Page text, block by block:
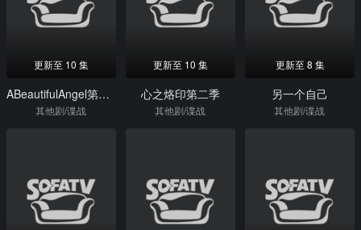
更新至 10 集
ABeautifulAngel第一季
其他剧/谍战
更新至 10 集
心之烙印第二季
其他剧/谍战
更新至 8 集
另一个自己
其他剧/谍战